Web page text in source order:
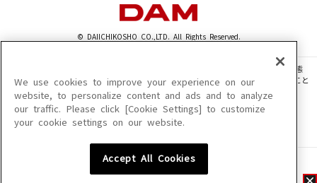
© DAIICHIKOSHO CO.,LTD. All Rights Reserved.
このサイトに掲載されている一切の文章・画像・写真・動画・音声等を、手段や形態
を問わず、著作権法の定める範囲を超えて無断で複製、転載、ファイル化などすること
を禁じます。
楽曲及びコンテンツは、機種によりご利用いただけない場合があります。
楽曲及びコンテンツの配信日、配信内容が変更になる場合があります。
We use cookies to improve your experience on our
website, to personalize content and ads and to analyze
our traffic. Please click [Cookie Settings] to customize
your cookie settings on our website.
Accept All Cookies